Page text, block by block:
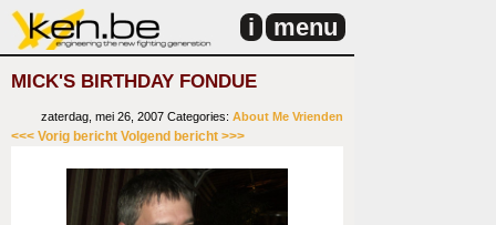
i menu
MICK'S BIRTHDAY FONDUE
zaterdag, mei 26, 2007 Categories: About Me Vrienden
<<< Vorig bericht Volgend bericht >>>